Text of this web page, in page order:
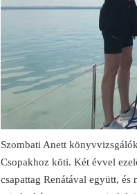
Szombati Anett
Csopakhoz köti. Két évvel
csapattag Renátával együtt, és